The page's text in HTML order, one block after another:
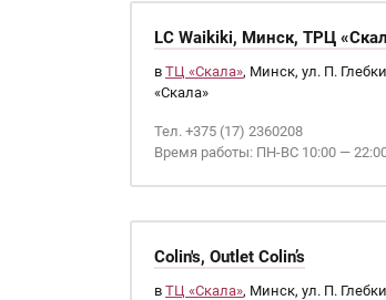
LC Waikiki, Минск, ТРЦ
в ТЦ «Скала», Минск, ул. П.
«Скала»
Тел. +375 (17) 2360208
Время работы: ПН-ВС 10:00 —
Colin's, Outlet Colin’s
в ТЦ «Скала», Минск, ул. П.